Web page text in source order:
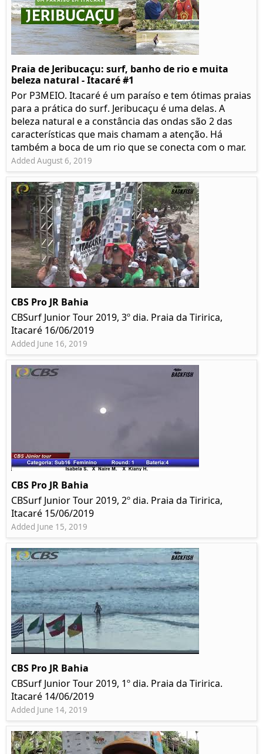
Praia de Jeribucaçu: surf, banho de rio e muita
beleza natural - Itacaré #1
Por P3MEIO. Itacaré é um paraíso e tem ótimas praias
para a prática do surf. Jeribucaçu é uma delas. A
beleza natural e a constância das ondas são 2 das
características que mais chamam a atenção. Há
também a boca de um rio que se conecta com o mar.
Added August 6, 2019
CBS Pro JR Bahia
CBSurf Junior Tour 2019, 3º dia. Praia da Tiririca,
Itacaré 16/06/2019
Added June 16, 2019
CBS Pro JR Bahia
CBSurf Junior Tour 2019, 2º dia. Praia da Tiririca,
Itacaré 15/06/2019
Added June 15, 2019
CBS Pro JR Bahia
CBSurf Junior Tour 2019, 1º dia. Praia da Tiririca.
Itacaré 14/06/2019
Added June 14, 2019